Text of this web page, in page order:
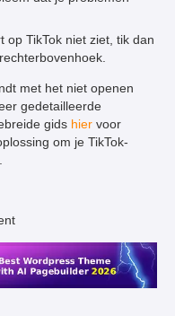
op TikTok niet ziet, tik dan
met het niet openen
gedetailleerde
gids hier voor
om je TikTok-